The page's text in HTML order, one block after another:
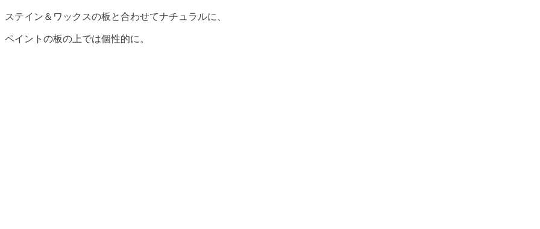
ステイン＆ワックスの板と合わせてナチュラルに、
ペイントの板の上では個性的に。